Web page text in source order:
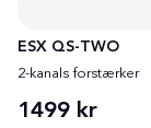
ESX QS-TWO
2-kanals forstærker
1499 kr